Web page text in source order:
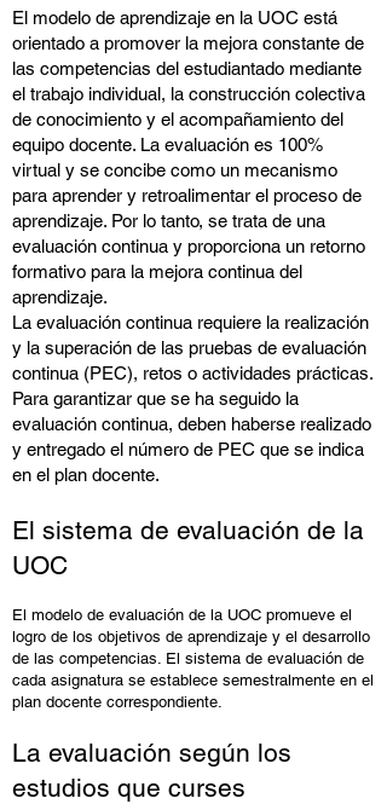
El modelo de aprendizaje en la UOC está
orientado a promover la mejora constante de
las competencias del estudiantado mediante
el trabajo individual, la construcción colectiva
de conocimiento y el acompañamiento del
equipo docente. La evaluación es 100%
virtual y se concibe como un mecanismo
para aprender y retroalimentar el proceso de
aprendizaje. Por lo tanto, se trata de una
evaluación continua y proporciona un retorno
formativo para la mejora continua del
aprendizaje.
La evaluación continua requiere la realización
y la superación de las pruebas de evaluación
continua (PEC), retos o actividades prácticas.
Para garantizar que se ha seguido la
evaluación continua, deben haberse realizado
y entregado el número de PEC que se indica
en el plan docente.
El sistema de evaluación de la
UOC
El modelo de evaluación de la UOC promueve el
logro de los objetivos de aprendizaje y el desarrollo
de las competencias. El sistema de evaluación de
cada asignatura se establece semestralmente en el
plan docente correspondiente.
La evaluación según los
estudios que curses